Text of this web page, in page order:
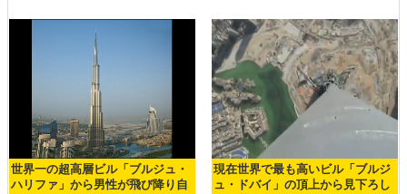
世界一の超高層ビル「ブルジュ・
ハリファ」から男性が飛び降り自
現在世界で最も高いビル「ブルジ
ュ・ドバイ」の頂上から見下ろし